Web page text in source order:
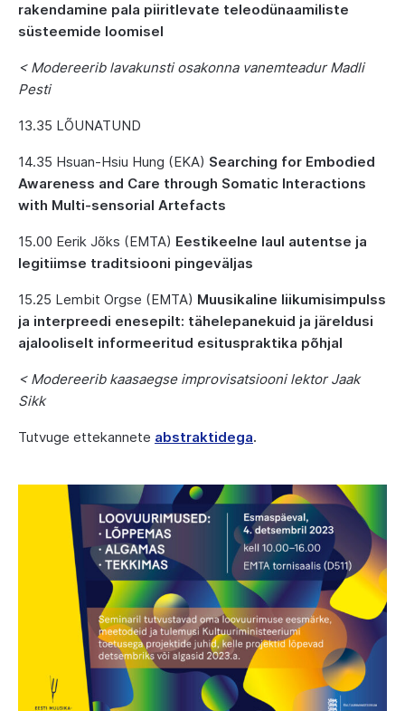
rakendamine pala piiritlevate teleodünaamiliste
süsteemide loomisel
< Modereerib lavakunsti osakonna vanemteadur Madli
Pesti
13.35 LÕUNATUND
14.35 Hsuan-Hsiu Hung (EKA) Searching for Embodied
Awareness and Care through Somatic Interactions
with Multi-sensorial Artefacts
15.00 Eerik Jõks (EMTA) Eestikeelne laul autentse ja
legitiimse traditsiooni pingeväljas
15.25 Lembit Orgse (EMTA) Muusikaline liikumisimpulss
ja interpreedi enesepilt: tähelepanekuid ja järeldusi
ajalooliselt informeeritud esituspraktika põhjal
< Modereerib kaasaegse improvisatsiooni lektor Jaak
Sikk
Tutvuge ettekannete abstraktidega.